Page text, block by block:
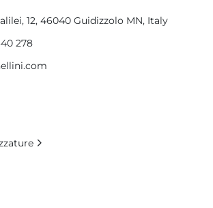
12, 46040 Guidizzolo MN, Italy
278